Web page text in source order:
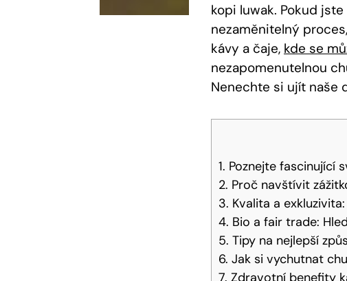
kopi luwak. Pokud
nezaměnitelný
kávy a čaje, kde se
nezapomenutelnou
Nenechte si ujít naše
1. Poznejte fascinující
2. Proč navštívit
3. Kvalita a
4. Bio a fair trade:
5. Tipy na nejlepší
6. Jak si vychutnat
7. Zdravotní benefity